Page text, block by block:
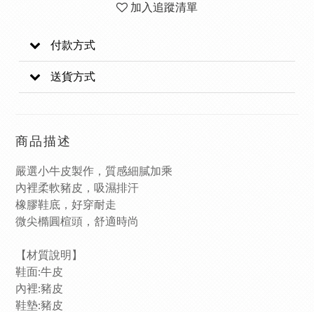
加入追蹤清單
付款方式
送貨方式
商品描述
嚴選小牛皮製作，質感細膩加乘
內裡柔軟豬皮，吸濕排汗
橡膠鞋底， 好穿耐走
微尖橢圓楦頭，舒適時尚
【材質說明】
鞋面:牛皮
內裡:豬皮
鞋墊:豬皮